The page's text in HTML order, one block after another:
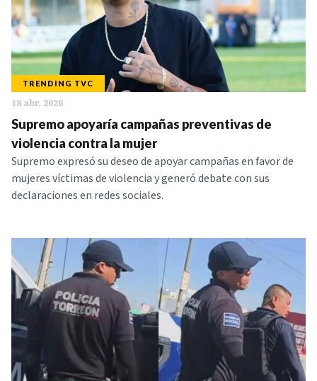
TRENDING TVC
18 abr. 2026
Supremo apoyaría campañas preventivas de
violencia contra la mujer
Supremo expresó su deseo de apoyar campañas en favor de
mujeres víctimas de violencia y generó debate con sus
declaraciones en redes sociales.